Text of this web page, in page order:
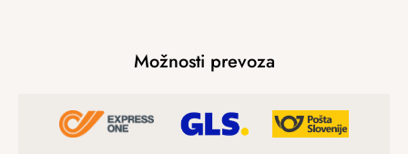
Možnosti prevoza